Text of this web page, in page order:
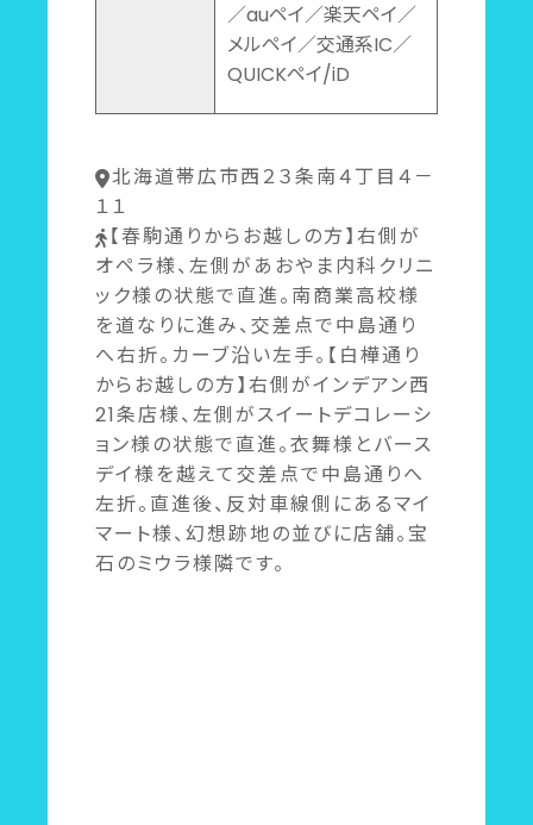
／auペイ／楽天ペイ／
メルペイ／交通系IC／
QUICKペイ/iD
北海道帯広市西２３条南４丁目４－
１１
【春駒通りからお越しの方】右側が
オペラ様、左側があおやま内科クリニ
ック様の状態で直進。南商業高校様
を道なりに進み、交差点で中島通り
へ右折。カーブ沿い左手。【白樺通り
からお越しの方】右側がインデアン西
21条店様、左側がスイートデコレーシ
ョン様の状態で直進。衣舞様とバース
デイ様を越えて交差点で中島通りへ
左折。直進後、反対車線側にあるマイ
マート様、幻想跡地の並びに店舗。宝
石のミウラ様隣です。